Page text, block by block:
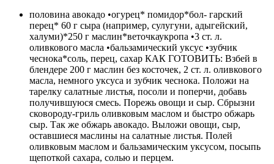
половина авокадо •огурец* помидор*бол- гарский
перец* 60 г сыра (например, сулугуни, ады­гейский,
халуми)*250 г маслин*веточкаукропа •3 ст. л.
оливкового масла •бальзамический уксус •зубчик
чеснока*соль, перец, сахар КАК ГОТОВИТЬ: Взбей в
блендере 200 г маслин без косточек, 2 ст. л. оливко­вого
масла, немного уксуса и зубчик чеснока. Положи на
тарелку салатные лис­тья, посоли и поперчи, до­бавь
получившуюся смесь. Порежь овощи и сыр. Сбрызни
сковороду-гриль оливковым маслом и быст­ро обжарь
сыр. Так же обжарь авокадо. Выложи овощи, сыр,
оставшиеся маслины на салатные листья. Полей
оливковым маслом и бальзамическим уксусом, посыпь
щепоткой сахара, солью и перцем.